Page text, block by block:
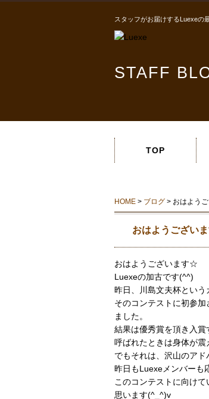
スタッフがお届けするLuexeの
STAFF
TOP
HOME > ブログ > おはよう
おはようござい
おはようございます☆
Luexeの加古です(^^)
昨日、川島文夫杯とい
そのコンテストに初参
ました。
結果は優秀賞を頂き入
呼ばれたときは身体が震
でもそれは、沢山のア
昨日もLuexeメンバーも
このコンテストに向け
思います(^_^)v